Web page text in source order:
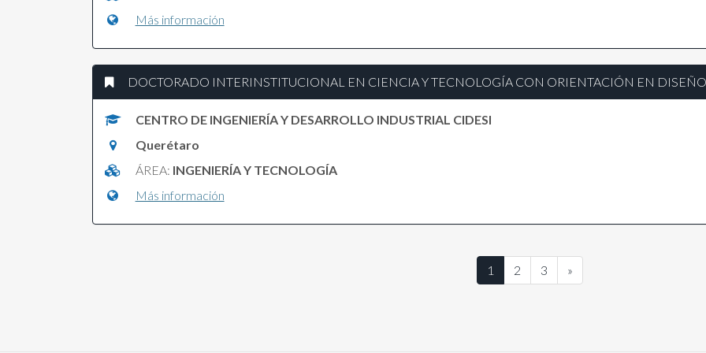
Más información
DOCTORADO INTERINSTITUCIONAL EN CIENCIA Y TECNOLOGÍA CON ORIENTACIÓN EN
CENTRO DE INGENIERÍA Y DESARROLLO INDUSTRIAL CIDESI
Querétaro
ÁREA: INGENIERÍA Y TECNOLOGÍA
Más información
1 2 3 »